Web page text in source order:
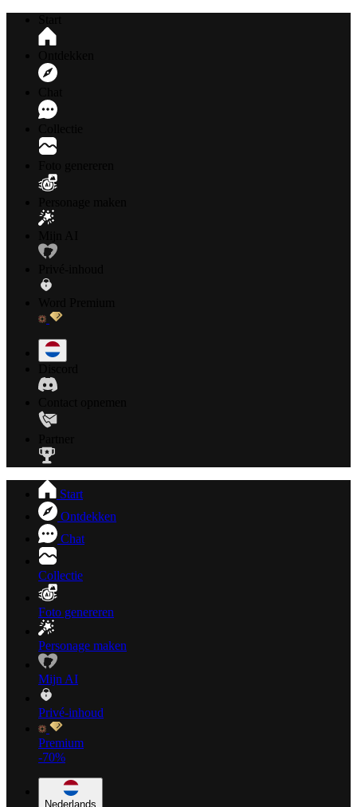
Start
Ontdekken
Chat
Collectie
Foto genereren
Personage maken
Mijn AI
Privé-inhoud
Premium
-70%
Nederlands